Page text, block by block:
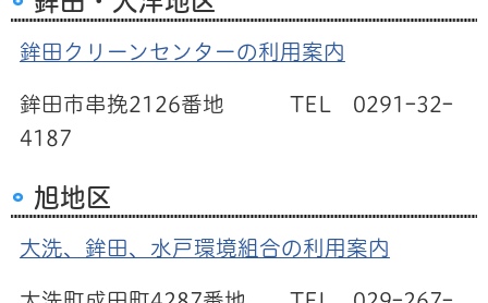
鉾田クリーンセンターの利用案内
鉾田市串挽2126番地 TEL 0291ｰ32ｰ
4187
旭地区
大洗、鉾田、水戸環境組合の利用案内